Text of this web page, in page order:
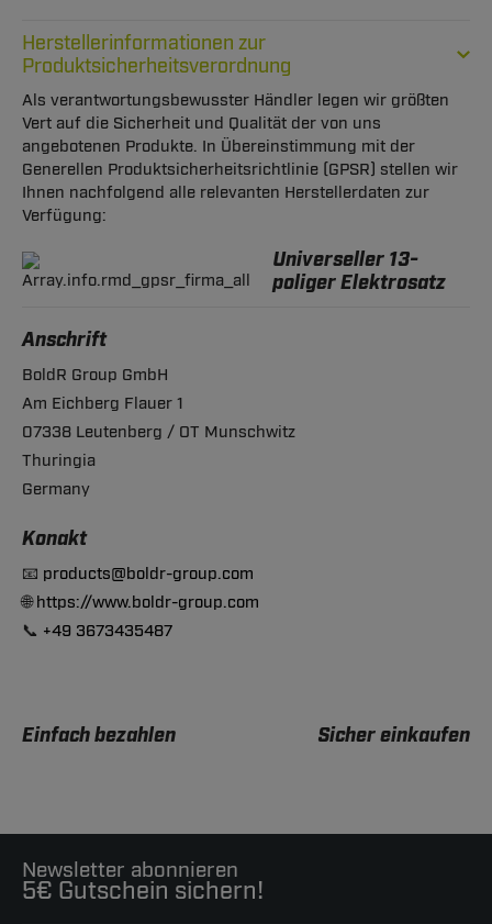
Herstellerinformationen zur
Produktsicherheitsverordnung
Als verantwortungsbewusster Händler legen wir größten
Vert auf die Sicherheit und Qualität der von uns
angebotenen Produkte. In Übereinstimmung mit der
Generellen Produktsicherheitsrichtlinie (GPSR) stellen wir
Ihnen nachfolgend alle relevanten Herstellerdaten zur
Verfügung:
Universeller 13-
poliger Elektrosatz
Anschrift
BoldR Group GmbH
Am Eichberg Flauer 1
07338 Leutenberg / OT Munschwitz
Thuringia
Germany
Konakt
📧 products@boldr-group.com
🌐https://www.boldr-group.com
📞 +49 3673435487
Einfach bezahlen Sicher einkaufen
Newsletter abonnieren
5€ Gutschein sichern!